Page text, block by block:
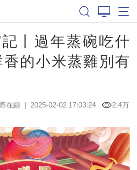
記丨過年蒸碗吃什
的小米蒸雞別有
在線 | 2025-02-02 17:03:24 2.4万